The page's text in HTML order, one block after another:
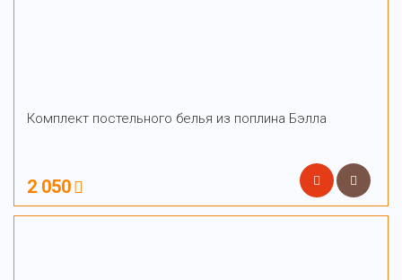
Комплект постельного белья из поплина Бэлла
2 050